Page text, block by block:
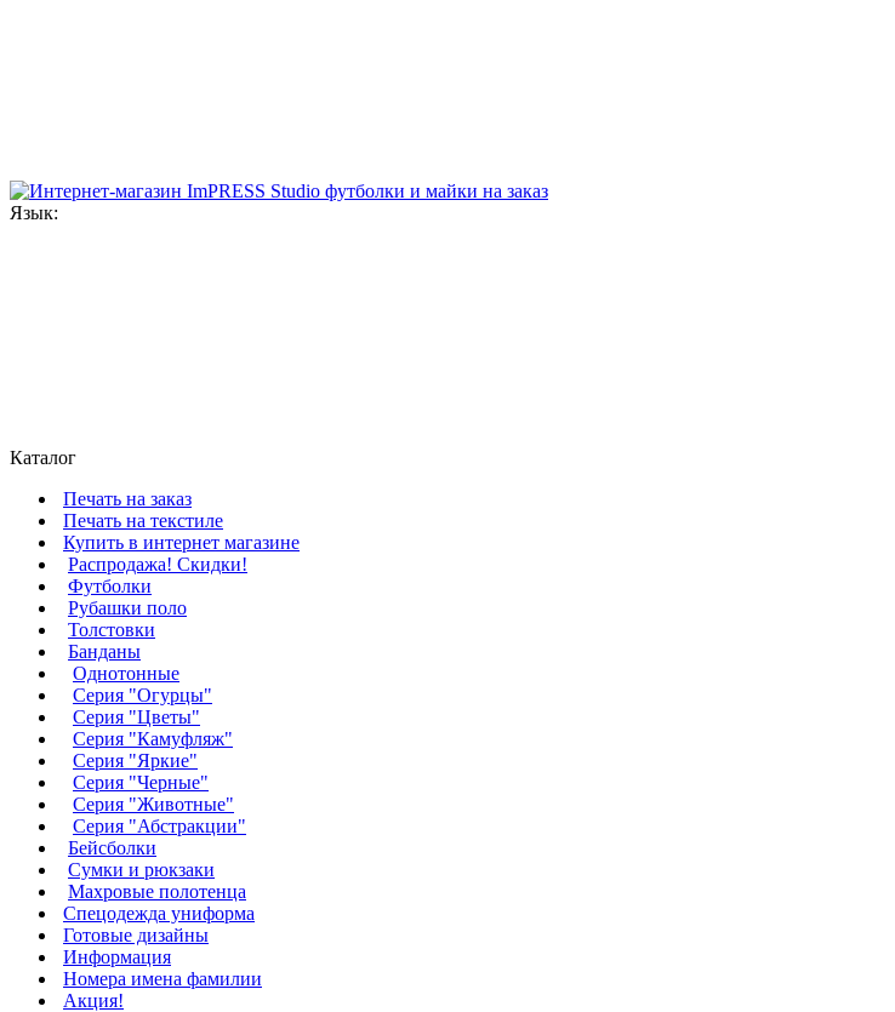
Язык:
Каталог
Печать на заказ
Печать на текстиле
Купить в интернет магазине
Распродажа! Скидки!
Футболки
Рубашки поло
Толстовки
Банданы
Однотонные
Серия "Огурцы"
Серия "Цветы"
Серия "Камуфляж"
Серия "Яркие"
Серия "Черные"
Серия "Животные"
Серия "Абстракции"
Бейсболки
Сумки и рюкзаки
Махровые полотенца
Cпецодежда униформа
Готовые дизайны
Информация
Номера имена фамилии
Акция!